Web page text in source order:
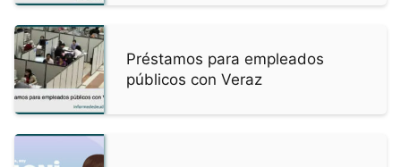
Préstamos para empleados
públicos con Veraz